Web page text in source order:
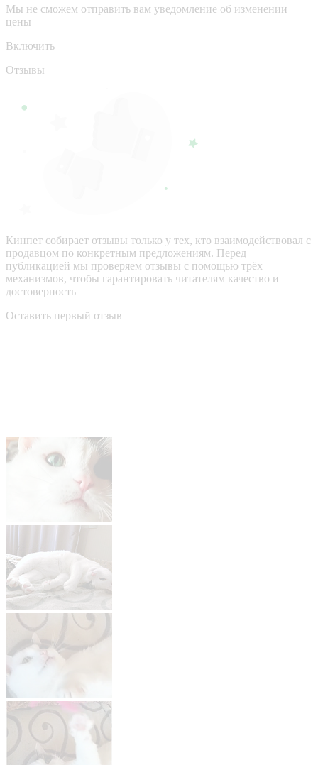
Мы не сможем отправить вам уведомление об изменении
цены
Включить
Отзывы
Кинпет собирает отзывы только у тех, кто взаимодействовал с
продавцом по конкретным предложениям. Перед
публикацией мы проверяем отзывы с помощью трёх
механизмов, чтобы гарантировать читателям качество и
достоверность
Оставить первый отзыв